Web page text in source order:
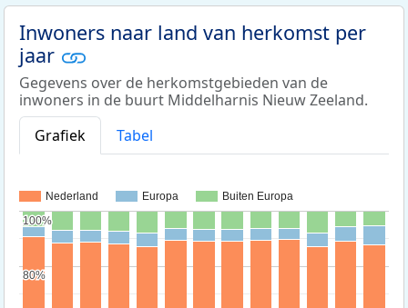
Inwoners naar land van herkomst per
jaar
Gegevens over de herkomstgebieden van de
inwoners in de buurt Middelharnis Nieuw Zeeland.
Grafiek
Tabel
Nederland Europa Buiten Europa
80%
80%
100%
100%